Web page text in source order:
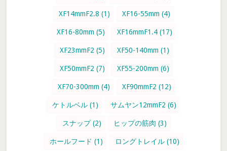
XF14mmF2.8 (1) XF16-55mm (4)
XF16-80mm (5) XF16mmF1.4(17)
XF23mmF2 (5) XF50-140mm (1)
XF50mmF2 (7) XF55-200mm (6)
XF70-300mm (4) XF90mmF2 (12)
ケトルベル (1) サムヤン12mmF2 (6)
スナップ(2) ヒップの筋肉 (3)
ホールフード (1) ロングトレイル(10)